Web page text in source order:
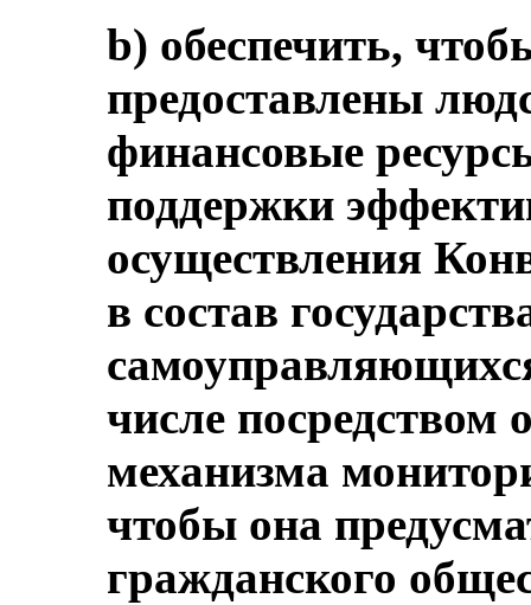
b) обеспечить,
предоставлены
финансовые
поддержки
осуществления
в состав
числе посредством
механизма
чтобы она
гражданского